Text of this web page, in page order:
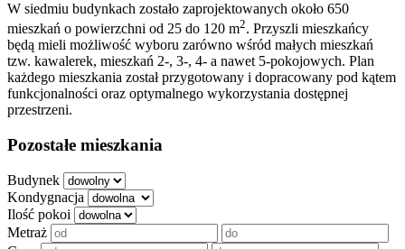
W siedmiu budynkach zostało zaprojektowanych około 650
mieszkań o powierzchni od 25 do 120 m2. Przyszli mieszkańcy
będą mieli możliwość wyboru zarówno wśród małych mieszkań
tzw. kawalerek, mieszkań 2-, 3-, 4- a nawet 5-pokojowych. Plan
każdego mieszkania został przygotowany i dopracowany pod kątem
funkcjonalności oraz optymalnego wykorzystania dostępnej
przestrzeni.
Pozostałe mieszkania
Budynek
Kondygnacja
Ilość pokoi
Metraż